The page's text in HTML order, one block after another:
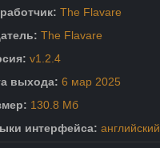
The Flavare
The Flavare
v1.2.4
выхода: 6 мар 2025
130.8 Мб
интерфейса: английский